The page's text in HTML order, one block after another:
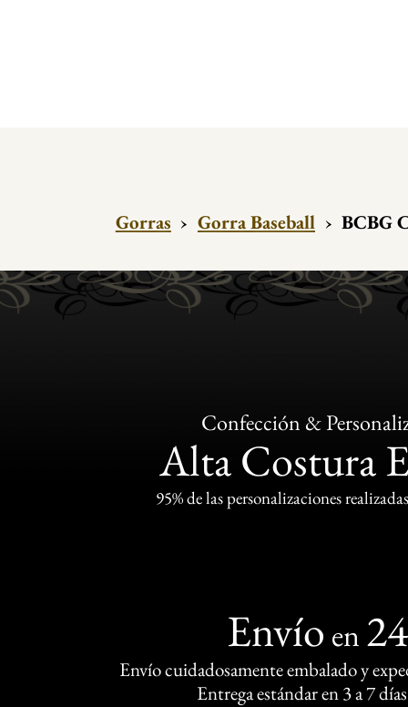
Gorras › Gorra Baseball › BCBG
Confección &
Alta Costura
95% de las personalizaciones
Envío en
Envío cuidadosamente embalado y
Entrega estándar en 3 a 7